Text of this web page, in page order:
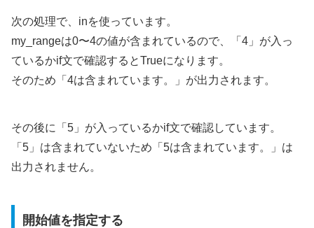
次の処理で、inを使っています。
my_rangeは0〜4の値が含まれているので、「4」が入っ
ているかif文で確認するとTrueになります。
そのため「4は含まれています。」が出力されます。
その後に「5」が入っているかif文で確認しています。
「5」は含まれていないため「5は含まれています。」は
出力されません。
開始値を指定する